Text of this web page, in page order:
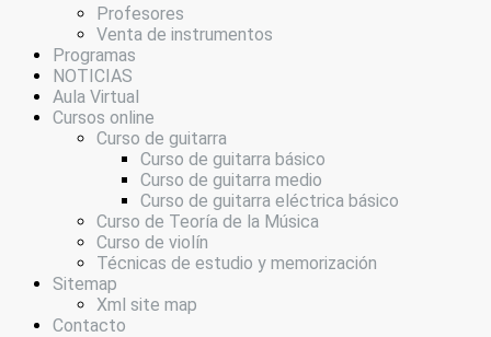
Profesores
Venta de instrumentos
Programas
NOTICIAS
Aula Virtual
Cursos online
Curso de guitarra
Curso de guitarra básico
Curso de guitarra medio
Curso de guitarra eléctrica básico
Curso de Teoría de la Música
Curso de violín
Técnicas de estudio y memorización
Sitemap
Xml site map
Contacto